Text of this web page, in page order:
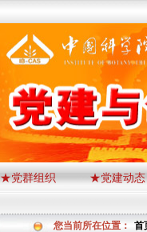
★党群组织 ★党建动态
您当前所在位置： 首